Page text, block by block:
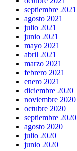
septiembre 2021
agosto 2021
julio 2021
junio 2021
mayo 2021
abril 2021
marzo 2021
febrero 2021
enero 2021
diciembre 2020
noviembre 2020
octubre 2020
septiembre 2020
agosto 2020
julio 2020
junio 2020